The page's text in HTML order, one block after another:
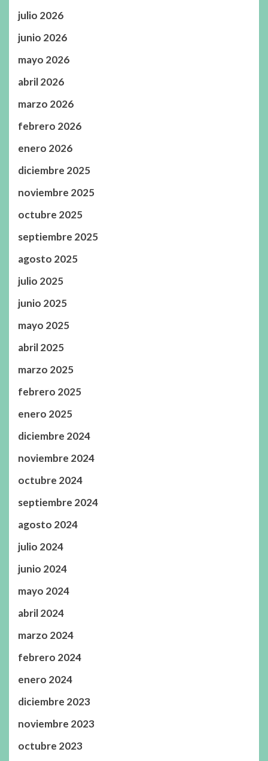
julio 2026
junio 2026
mayo 2026
abril 2026
marzo 2026
febrero 2026
enero 2026
diciembre 2025
noviembre 2025
octubre 2025
septiembre 2025
agosto 2025
julio 2025
junio 2025
mayo 2025
abril 2025
marzo 2025
febrero 2025
enero 2025
diciembre 2024
noviembre 2024
octubre 2024
septiembre 2024
agosto 2024
julio 2024
junio 2024
mayo 2024
abril 2024
marzo 2024
febrero 2024
enero 2024
diciembre 2023
noviembre 2023
octubre 2023